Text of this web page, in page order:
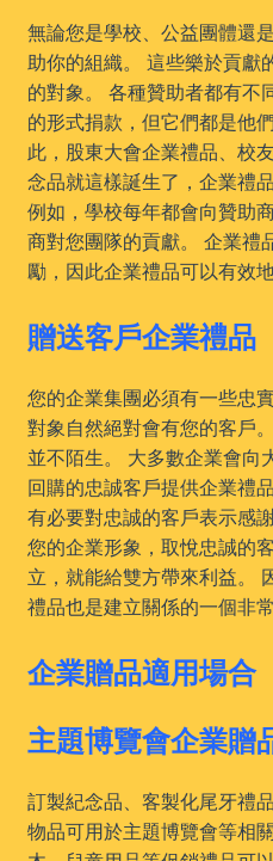
無論您是學校、公益團體還
助你的組織。 這些樂於貢獻
的對象。 各種贊助者都有不
的形式捐款，但它們都是他
此，股東大會企業禮品、校
念品就這樣誕生了，企業禮
例如，學校每年都會向贊助
商對您團隊的貢獻。 企業禮
勵，因此企業禮品可以有效
贈送客戶企業禮品
您的企業集團必須有一些忠
對象自然絕對會有您的客戶
並不陌生。 大多數企業會向
回購的忠誠客戶提供企業禮
有必要對忠誠的客戶表示感
您的企業形象，取悅忠誠的
立，就能給雙方帶來利益。
禮品也是建立關係的一個非常
企業贈品適用場合
主題博覽會企業贈
訂製紀念品、客製化尾牙禮
物品可用於主題博覽會等相